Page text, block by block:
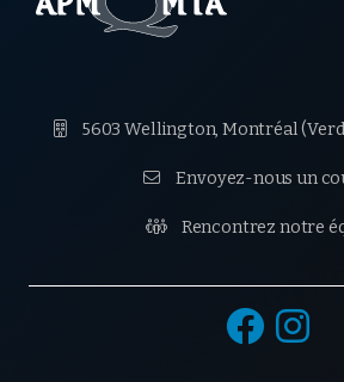
 5603 Wellington, Montréal
 Envoyez-nous un
 Rencontrez notre
 